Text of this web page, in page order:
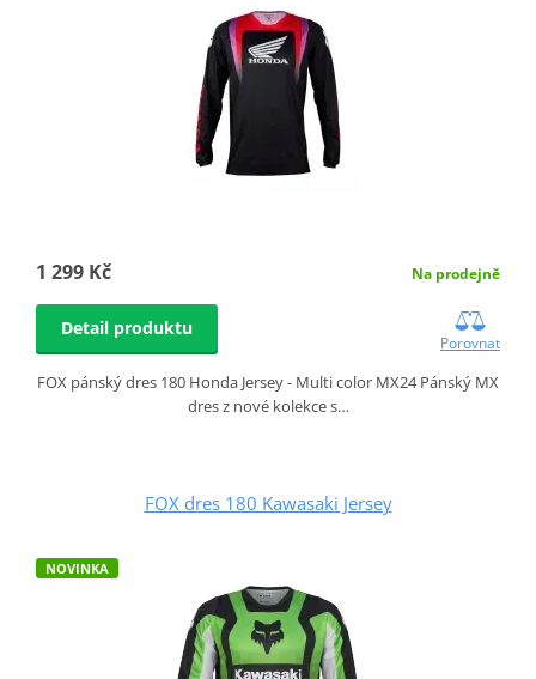
1 299 Kč Na prodejně
Detail produktu
Porovnat
FOX pánský dres 180 Honda Jersey - Multi color MX24 Pánský MX
dres z nové kolekce s…
FOX dres 180 Kawasaki Jersey
NOVINKA